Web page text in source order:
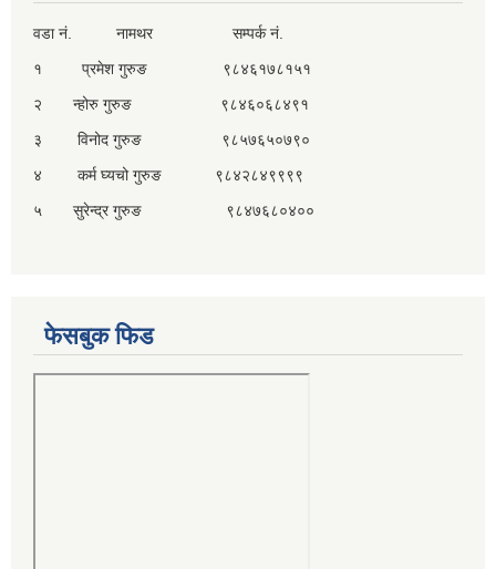
वडा नं. नामथर सम्पर्क नं.
१ प्रमेश गुरुङ ९८४६१७८१५१
२ न्होरु गुरुङ ९८४६०६८४९१
३ विनोद गुरुङ ९८५७६५०७९०
४ कर्म घ्यचो गुरुङ ९८४२८४९९९९
५ सुरेन्द्र गुरुङ ९८४७६८०४००
फेसबुक फिड